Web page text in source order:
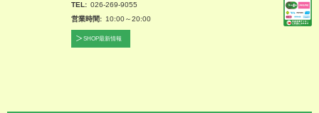
TEL
026-269-9055
営業時間
10:00～20:00
SHOP最新情報